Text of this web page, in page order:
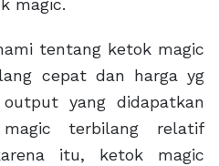
magic.
tentang ketok magic
cepat dan harga yg
yang didapatkan
terbilang relatif
itu, ketok magic